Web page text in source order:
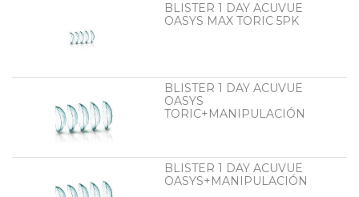
BLISTER 1 DAY ACUVUE
OASYS MAX TORIC 5PK
BLISTER 1 DAY ACUVUE
OASYS
TORIC+MANIPULACIÓN
BLISTER 1 DAY ACUVUE
OASYS+MANIPULACIÓN